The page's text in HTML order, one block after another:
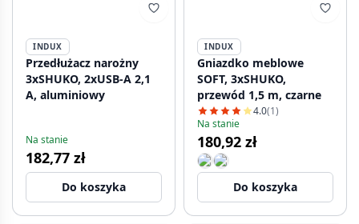
INDUX
Przedłużacz narożny
3xSHUKO, 2xUSB-A 2,1
A, aluminiowy
Na stanie
182,77 zł
Do koszyka
INDUX
Gniazdko meblowe
SOFT, 3xSHUKO,
przewód 1,5 m, czarne
4.0(1)
Na stanie
180,92 zł
Do koszyka